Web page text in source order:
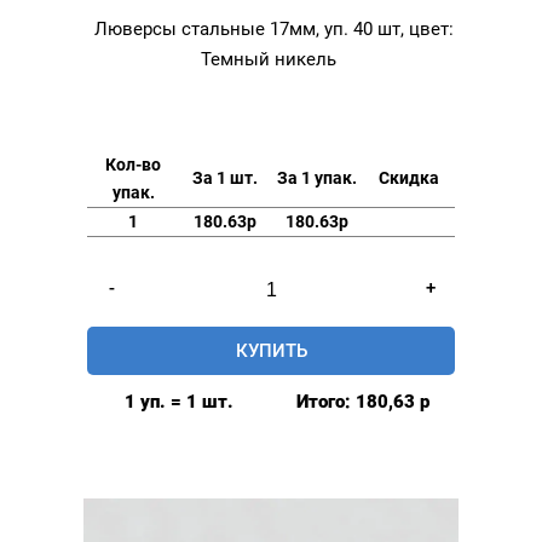
Люверсы стальные 17мм, уп. 40 шт, цвет:
Темный никель
Кол-во
упак.
За 1 шт. За 1 упак. Скидка
1 180.63р 180.63р
-
товара
Люверсы
стальные
+
КУПИТЬ
1 уп. = 1 шт. Итого: 180,63 р